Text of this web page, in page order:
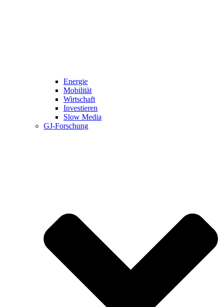
Energie
Mobilität
Wirtschaft
Investieren
Slow Media
GJ-Forschung